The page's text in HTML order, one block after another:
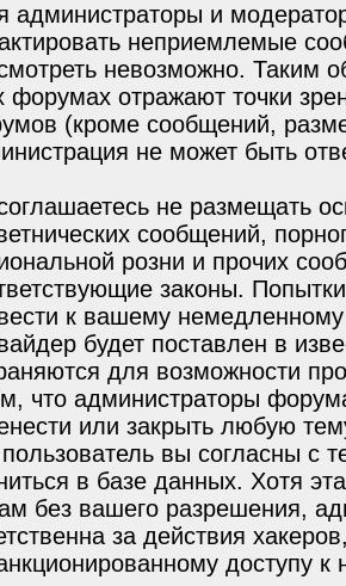
администраторы и
неприемлемые
невозможно. Таким
форумах отражают точки
(кроме сообщений,
не может быть
не размещать
сообщений,
розни и прочих
законы.
к вашему
будет поставлен в
для возможности
что администраторы
или закрыть любую
вы согласны с
в базе данных. Хотя
без вашего разрешения,
за действия
доступу к